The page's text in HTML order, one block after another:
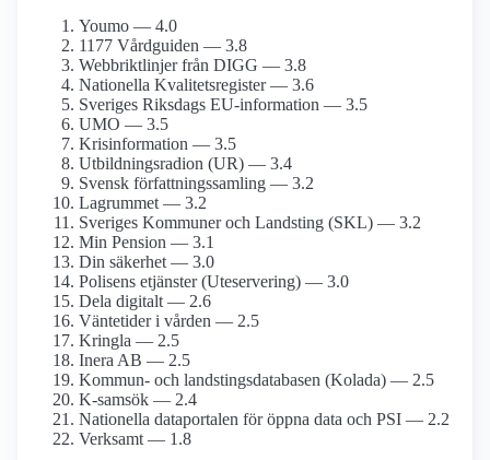
Youmo — 4.0
1177 Vårdguiden — 3.8
Webbriktlinjer från DIGG — 3.8
Nationella Kvalitetsregister — 3.6
Sveriges Riksdags EU-information — 3.5
UMO — 3.5
Krisinformation — 3.5
Utbildningsradion (UR) — 3.4
Svensk författnings­samling — 3.2
Lagrummet — 3.2
Sveriges Kommuner och Landsting (SKL) — 3.2
Min Pension — 3.1
Din säkerhet — 3.0
Polisens etjänster (Uteservering) — 3.0
Dela digitalt — 2.6
Väntetider i vården — 2.5
Kringla — 2.5
Inera AB — 2.5
Kommun- och landstings­databasen (Kolada) — 2.5
K-samsök — 2.4
Nationella dataportalen för öppna data och PSI — 2.2
Verksamt — 1.8